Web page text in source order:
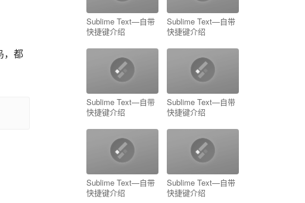
，都
Sublime Text—自带
快捷键介绍
Sublime Text—自带
快捷键介绍
Sublime Text—自带
快捷键介绍
Sublime Text—自带
快捷键介绍
Sublime Text—自带
快捷键介绍
Sublime Text—自带
快捷键介绍